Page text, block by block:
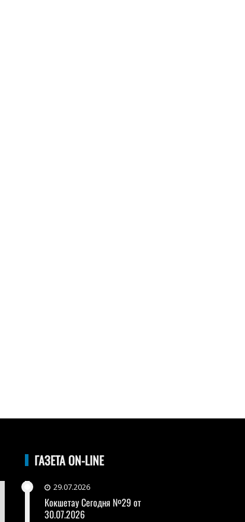
ГАЗЕТА ON-LINE
29.07.2026
Кокшетау Сегодня №29 от
30.07.2026